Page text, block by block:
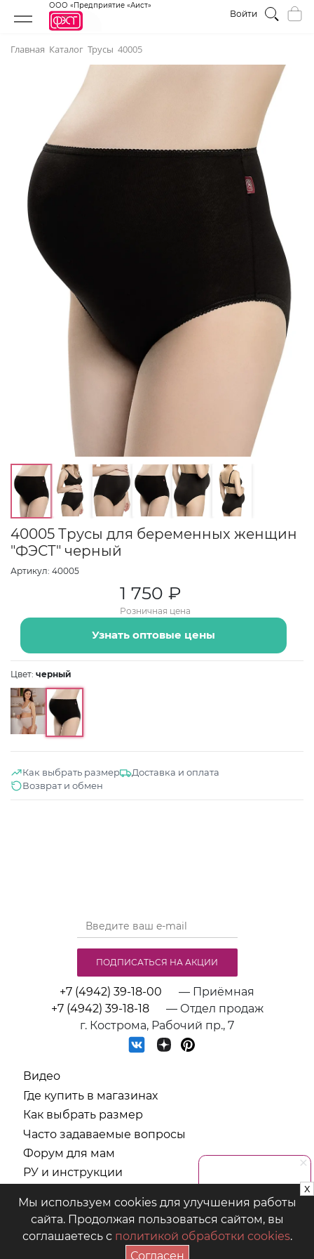
ООО «Предприятие «Аист»
Войти
Главная Каталог Трусы 40005
40005 Трусы для беременных женщин
"ФЭСТ" черный
Артикул: 40005
1 750 ₽
Розничная цена
Узнать оптовые цены
Цвет: черный
Как выбрать размер
Доставка и оплата
Возврат и обмен
+7 (4942) 39-18-00
— Приёмная
+7 (4942) 39-18-18
— Отдел продаж
г. Кострома, Рабочий пр., 7
Видео
Где купить в магазинах
Как выбрать размер
Часто задаваемые вопросы
Форум для мам
РУ и инструкции
Политика обработки персональных данных
ООО "Предприятие "Аист" © 2026
ПОДПИСАТЬСЯ НА АКЦИИ
Мы используем cookies для улучшения работы
сайта. Продолжая пользоваться сайтом, вы
соглашаетесь с политикой обработки cookies.
x
Согласен